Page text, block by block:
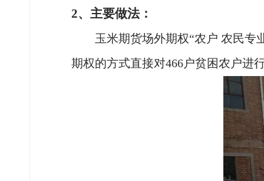
2、主要做法：
玉米期货场外期权“农户 农民专
期权的方式直接对466户贫困农户进